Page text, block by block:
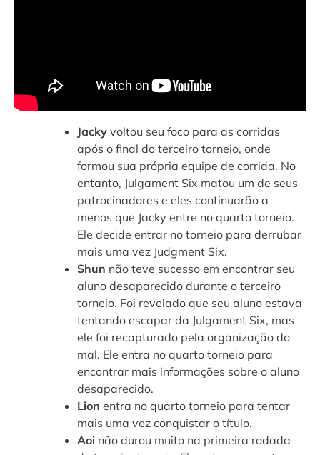
Jacky voltou seu foco para as corridas
após o final do terceiro torneio, onde
formou sua própria equipe de corrida. No
entanto, Julgament Six matou um de seus
patrocinadores e eles continuarão a
menos que Jacky entre no quarto torneio.
Ele decide entrar no torneio para derrubar
mais uma vez Judgment Six.
Shun não teve sucesso em encontrar seu
aluno desaparecido durante o terceiro
torneio. Foi revelado que seu aluno estava
tentando escapar da Julgament Six, mas
ele foi recapturado pela organização do
mal. Ele entra no quarto torneio para
encontrar mais informações sobre o aluno
desaparecido.
Lion entra no quarto torneio para tentar
mais uma vez conquistar o título.
Aoi não durou muito na primeira rodada